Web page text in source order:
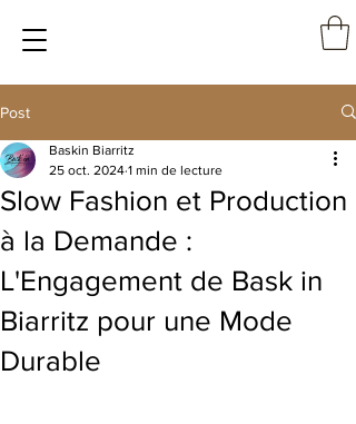
Post
Slow Fashion et Production
à la Demande :
L'Engagement de Bask in
Biarritz pour une Mode
Durable
Baskin Biarritz
25 oct. 2024 1 min de lecture